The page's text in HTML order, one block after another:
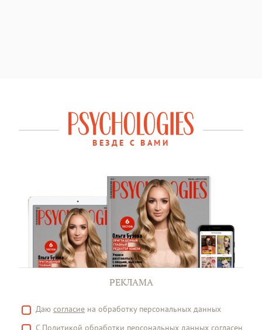
ВЕЗДЕ С ВАМИ
РЕКЛАМА
Даю согласие на обработку персональных данных
С Политикой обработки персональных данных согласен